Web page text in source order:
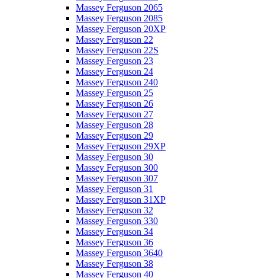
Massey Ferguson 2065
Massey Ferguson 2085
Massey Ferguson 20XP
Massey Ferguson 22
Massey Ferguson 22S
Massey Ferguson 23
Massey Ferguson 24
Massey Ferguson 240
Massey Ferguson 25
Massey Ferguson 26
Massey Ferguson 27
Massey Ferguson 28
Massey Ferguson 29
Massey Ferguson 29XP
Massey Ferguson 30
Massey Ferguson 300
Massey Ferguson 307
Massey Ferguson 31
Massey Ferguson 31XP
Massey Ferguson 32
Massey Ferguson 330
Massey Ferguson 34
Massey Ferguson 36
Massey Ferguson 3640
Massey Ferguson 38
Massey Ferguson 40